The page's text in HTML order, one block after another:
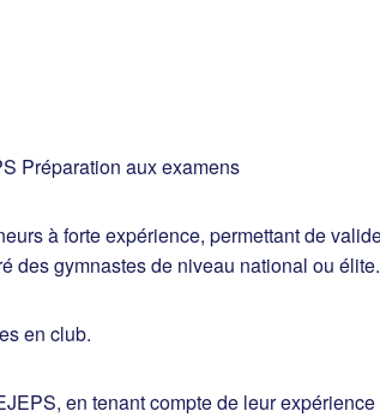
Préparation aux examens
à forte expérience, permettant de
des gymnastes de niveau national ou élite.
en club.
en tenant compte de leur expérience